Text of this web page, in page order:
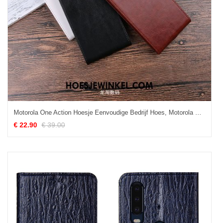
Motorola One Action Hoesje Eenvoudige Bedrijf Hoes, Motorola One Action Hoesje Folio Mobiele Telefoon Braun
€ 22.90 € 39.00